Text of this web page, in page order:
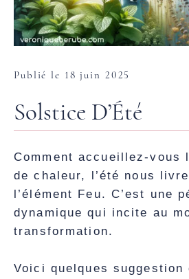
Publié le 18 juin 2025
Solstice D’Été
Comment accueillez-vous
de chaleur, l’été nous
l’élément Feu. C’est une
dynamique qui incite au
transformation.
Voici quelques